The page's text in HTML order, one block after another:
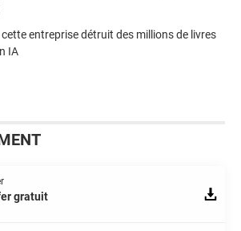
entreprise détruit des millions de livres
IA
gratuit